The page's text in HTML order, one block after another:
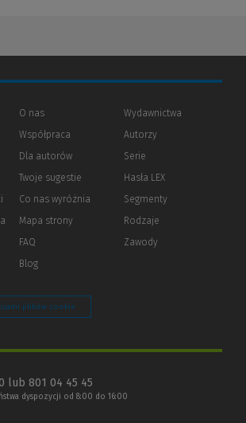
(Nowe
(Link
innej
O nas
Współpraca
Dla autorów(Nowe
(Link
innej
strony)
Twoje sugestie
Co nas wyróżnia
Mapa strony
FAQ
Blog
Wydawnictwa
Autorzy
Serie
Hasła LEX
Segmenty
Rodzaje
Zawody
plików cookie
lub 801 04 45 45
dyspozycji od 8:00 do 16:00